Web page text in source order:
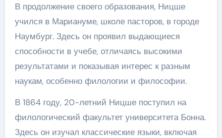
В продолжение своего образования, Ницше
учился в Мариануме, школе пасторов, в городе
Наумбург. Здесь он проявил выдающиеся
способности в учебе, отличаясь высокими
результатами и показывая интерес к разным
наукам, особенно филологии и философии.
В 1864 году, 20-летний Ницше поступил на
филологический факультет университета Бонна.
Здесь он изучал классические языки, включая